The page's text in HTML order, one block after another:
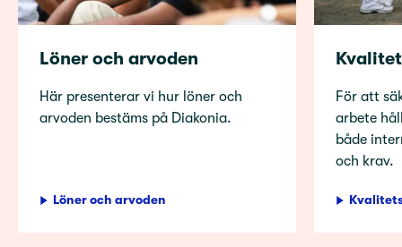
Löner och arvoden
Här presenterar vi hur löner och
arvoden bestäms på Diakonia.
Löner och arvoden
För att
arbete
både
och krav.